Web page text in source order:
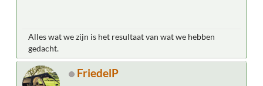
Alles wat we zijn is het resultaat van wat we hebben
gedacht.
FriedelP